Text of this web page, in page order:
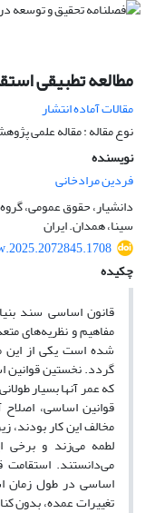
مطالعه تطبیقی
مقالات آماده انتشار
نوع مقاله : مقاله علمی
نویسنده
فردین مرادخانی
دانشیار، حقوق عمومی،
سینا، همدان. ایران
چکیده
قانون اساسی سند
مفاهیم و نظریه‌های
شده است یکی از این
گردد. نخستین قوانین
که عمر آنها بسیار
قوانین اساسی،
مخالف این کار بودند،
لطمه می‌زند و برخی
می‌دانستند.
اساسی در طول زمان
تغییرات عمده، بدون